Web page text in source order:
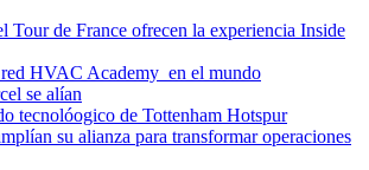
Tour de France ofrecen la experiencia Inside
HVAC Academy en el mundo
se alían
tecnolóogico de Tottenham Hotspur
su alianza para transformar operaciones